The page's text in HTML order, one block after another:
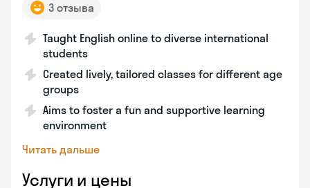
3 отзыва
Taught English online to diverse international
students
Created lively, tailored classes for different age
groups
Aims to foster a fun and supportive learning
environment
Читать дальше
Услуги и цены